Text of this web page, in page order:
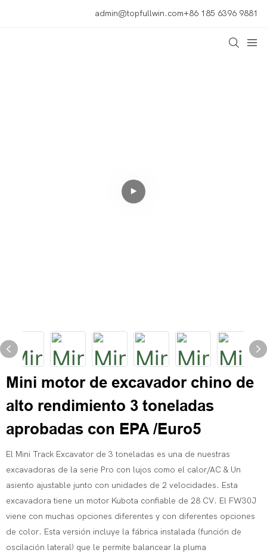
admin@topfullwin.com+86 185 6396 9881
Mini motor de excavador chino de
alto rendimiento 3 toneladas
aprobadas con EPA /Euro5
El Mini Track Excavator de 3 toneladas es una de nuestras
excavadoras de la serie Pro con lujos como el calor/AC & Un
asiento ajustable junto con unidades de 2 velocidades. Esta
excavadora tiene un motor Kubota confiable de 28 CV. El FW30J
viene con muchas opciones diferentes y con diferentes opciones
de color. Esta versión incluye la fábrica instalada (función de
oscilación lateral) que le permite balancear la pluma